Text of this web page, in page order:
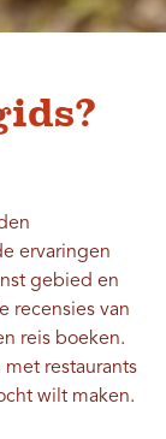
ervaringen
gebied en
recensies van
reis boeken.
restaurants
wilt maken.